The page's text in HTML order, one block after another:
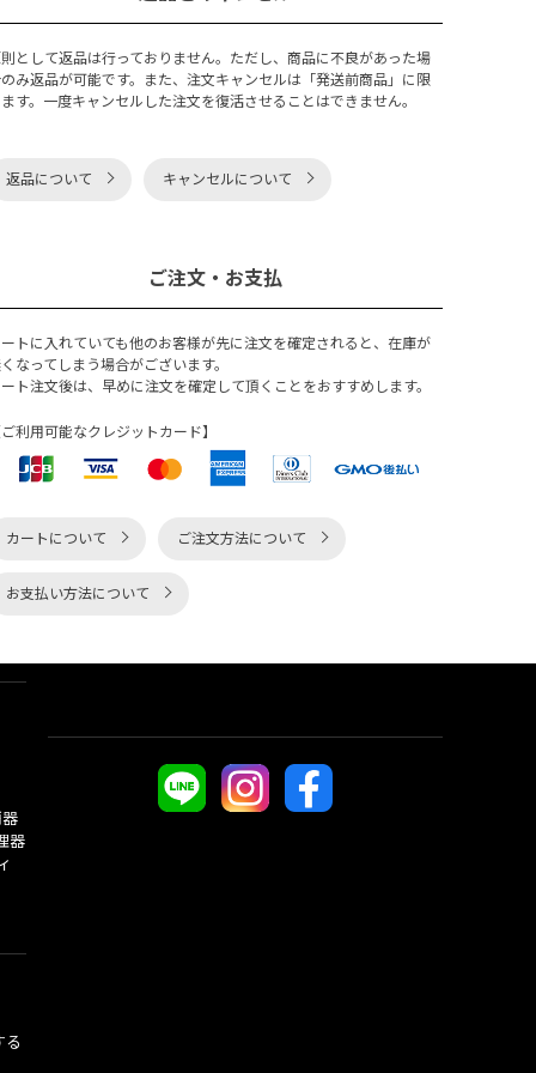
として返品は行っておりません。ただし、商品に不良があった場
み返品が可能です。また、注文キャンセルは「発送前商品」に限
ます。一度キャンセルした注文を復活させることはできません。
返品について キャンセルについて
ご注文・お支払
トに入れていても他のお客様が先に注文を確定されると、在庫が
なってしまう場合がございます。
ト注文後は、早めに注文を確定して頂くことをおすすめします。
ご利用可能なクレジットカード】
カートについて ご注文方法について
お支払い方法について
器
る